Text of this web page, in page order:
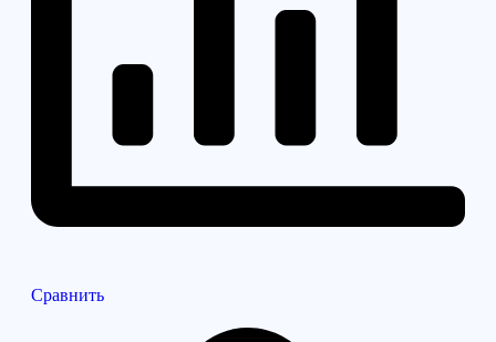
Сравнить